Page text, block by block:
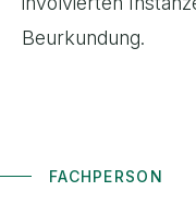
Beurkundung.
FACHPERSON